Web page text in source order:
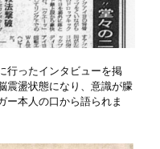
行ったインタビューを掲
震盪状態になり、意識が朦
ー本人の口から語られま